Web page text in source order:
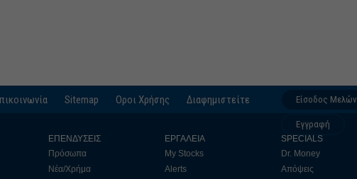
Sitemap Οροι Χρήσης Διαφημιστείτε Είσοδος Μελών
Εγγραφή
ΕΠΕΝΔΥΣΕΙΣ
Πρόσωπα
Νέα/Χρήμα
ΕΡΓΑΛΕΙΑ
My Stocks
Alerts
SPECIALS
Dr. Money
Απόψεις